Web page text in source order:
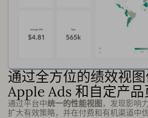
通过全方位的绩效视
Apple Ads 和自定产品
通过平台中统一的性能视图 ，发现影响
扩大有效策略，并在付费和有机渠道中优